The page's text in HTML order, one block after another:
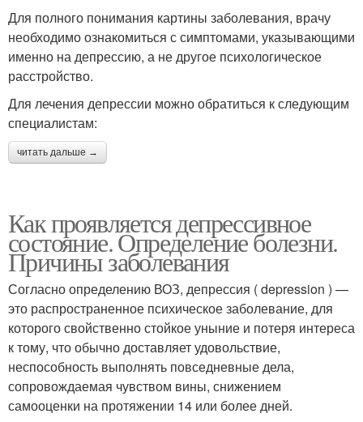
Для полного понимания картины заболевания, врачу
необходимо ознакомиться с симптомами, указывающими
именно на депрессию, а не другое психологическое
расстройство.
Для лечения депрессии можно обратиться к следующим
специалистам:
читать дальше →
Как проявляется депрессивное
состояние. Определение болезни.
Причины заболевания
Согласно определению ВОЗ, депрессия ( depression ) —
это распространенное психическое заболевание, для
которого свойственно стойкое уныние и потеря интереса
к тому, что обычно доставляет удовольствие,
неспособность выполнять повседневные дела,
сопровождаемая чувством вины, снижением
самооценки на протяжении 14 или более дней.